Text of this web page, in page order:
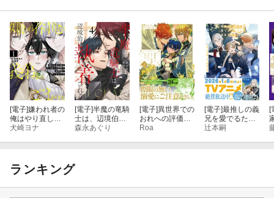
[電子]嫌われ者の
俺はやり直しの
世界で義弟達に
犬崎ヨナ
[電子]半魔の竜騎
士は、辺境伯に
執着される４
森永あぐり
[電子]異世界での
おれへの評価が
おかしいんだが
Roa
[電子]最推しの義
兄を愛でるた
め、長生きしま
辻本嗣
[
ランキング